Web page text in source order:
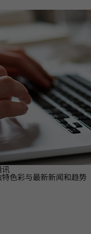
色彩与最新新闻和趋势